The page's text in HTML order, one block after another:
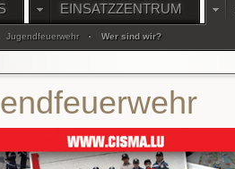
EINSATZZENTRUM
Jugendfeuerwehr Wer sind wir?